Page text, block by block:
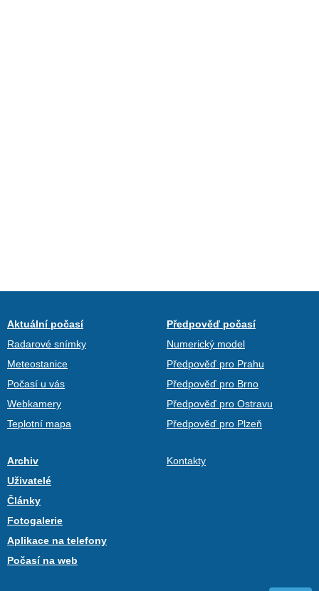
Aktuální počasí
Radarové snímky
Meteostanice
Počasí u vás
Webkamery
Teplotní mapa
Předpověď počasí
Numerický model
Předpověď pro Prahu
Předpověď pro Brno
Předpověď pro Ostravu
Předpověď pro Plzeň
Archiv
Uživatelé
Články
Fotogalerie
Aplikace na telefony
Počasí na web
Kontakty